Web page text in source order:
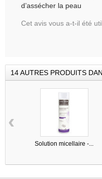
d’assécher la peau
Cet avis vous a-t-il été
14 AUTRES PRODUITS
Solution micellaire -...
‹